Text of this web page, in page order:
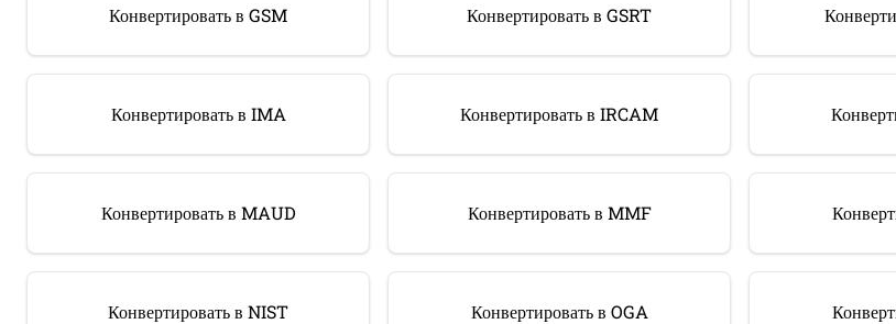
Конвертировать в GSM Конвертировать в GSRT
Конвертировать в IMA Конвертировать в IRCAM
Конвертировать в MAUD Конвертировать в MMF
Конвертировать в NIST Конвертировать в OGA